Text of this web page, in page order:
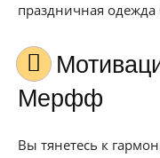
праздничная
Мотивация для имени
Мерфф
Вы тянетесь к